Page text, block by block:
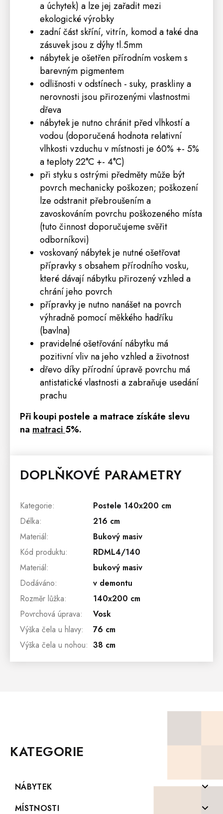
a úchytek) a lze jej zařadit mezi
ekologické výrobky
zadní část skříní, vitrín, komod a také dna
zásuvek jsou z dýhy tl.5mm
nábytek je ošetřen přírodním voskem s
barevným pigmentem
odlišnosti v odstínech - suky, praskliny a
nerovnosti jsou přirozenými vlastnostmi
dřeva
nábytek je nutno chránit před vlhkostí a
vodou (doporučená hodnota relativní
vlhkosti vzduchu v místnosti je 60% +- 5%
a teploty 22°C +- 4°C)
při styku s ostrými předměty může být
povrch mechanicky poškozen; poškození
lze odstranit přebroušením a
zavoskováním povrchu poškozeného místa
(tuto činnost doporučujeme svěřit
odborníkovi)
voskovaný nábytek je nutné ošetřovat
přípravky s obsahem přírodního vosku,
které dávají nábytku přirozený vzhled a
chrání jeho povrch
přípravky je nutno nanášet na povrch
výhradně pomocí měkkého hadříku
(bavlna)
pravidelné ošetřování nábytku má
pozitivní vliv na jeho vzhled a životnost
dřevo díky přírodní úpravě povrchu má
antistatické vlastnosti a zabraňuje usedání
prachu
Při koupi postele a matrace získáte slevu
na matraci 5%.
DOPLŇKOVÉ PARAMETRY
Kategorie:
Postele 140x200 cm
Délka:
216 cm
Materiál:
Bukový masiv
Kód produktu:
RDML4/140
Materiál:
bukový masiv
Dodáváno:
v demontu
Rozměr lůžka:
140x200 cm
Povrchová úprava:
Vosk
Výška čela u hlavy:
76 cm
Výška čela u nohou: 38 cm
KATEGORIE
NÁBYTEK
Komody z masivu
MÍSTNOSTI